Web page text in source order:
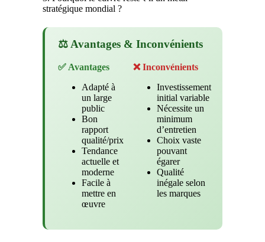
stratégique mondial ?
⚖️ Avantages & Inconvénients
✅ Avantages
Adapté à
un large
public
Bon
rapport
qualité/prix
Tendance
actuelle et
moderne
Facile à
mettre en
œuvre
❌ Inconvénients
Investissement
initial variable
Nécessite un
minimum
d’entretien
Choix vaste
pouvant
égarer
Qualité
inégale selon
les marques